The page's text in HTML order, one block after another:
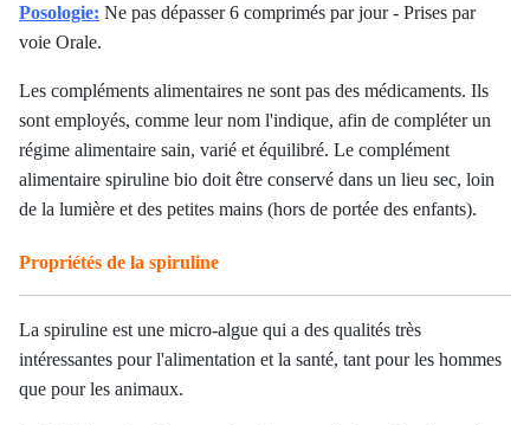
Posologie: Ne pas dépasser 6 comprimés par jour - Prises par
voie Orale.
Les compléments alimentaires ne sont pas des médicaments. Ils
sont employés, comme leur nom l'indique, afin de compléter un
régime alimentaire sain, varié et équilibré. Le complément
alimentaire spiruline bio doit être conservé dans un lieu sec, loin
de la lumière et des petites mains (hors de portée des enfants).
Propriétés de la spiruline
La spiruline est une micro-algue qui a des qualités très
intéressantes pour l'alimentation et la santé, tant pour les hommes
que pour les animaux.